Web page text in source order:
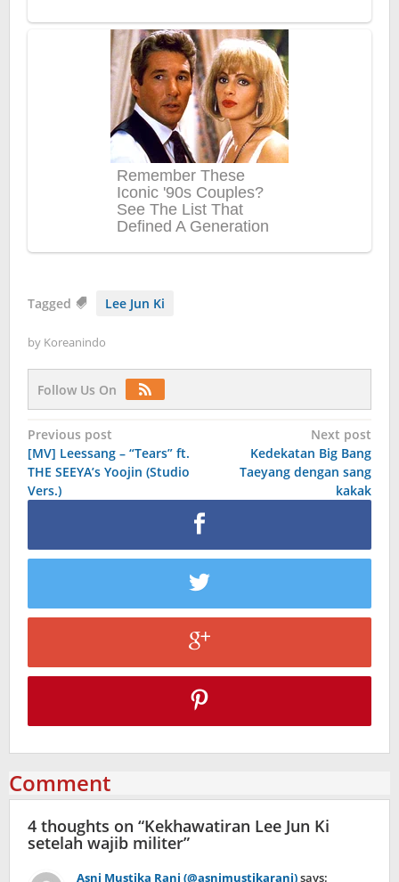
Tagged Lee Jun Ki
by Koreanindo
Follow Us On
Post
navigation
Previous post
[MV] Leessang – “Tears” ft.
THE SEEYA’s Yoojin (Studio
Vers.)
Next post
Kedekatan Big Bang
Taeyang dengan sang
kakak
Comment
4 thoughts on “Kekhawatiran Lee Jun Ki
setelah wajib militer”
Asni Mustika Rani (@asnimustikarani)says: